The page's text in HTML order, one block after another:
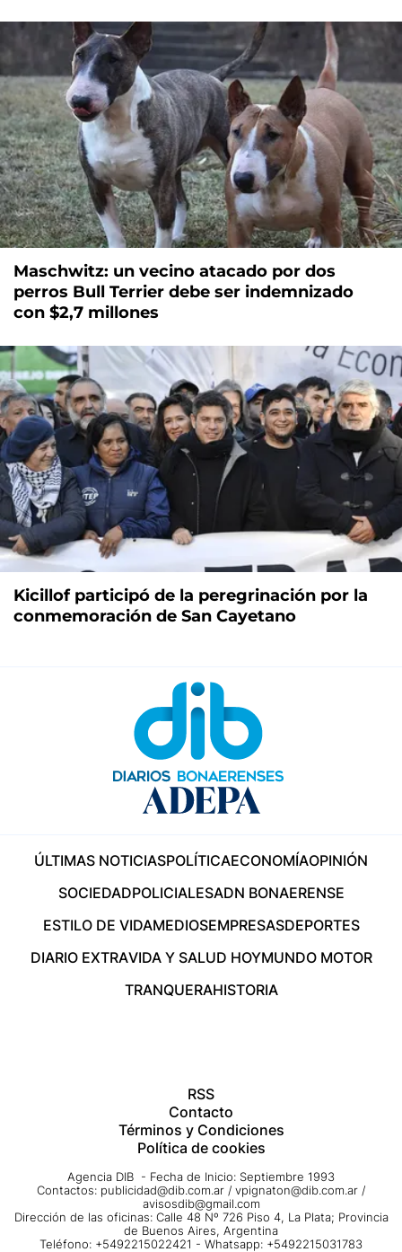
Maschwitz: un vecino atacado por dos
perros Bull Terrier debe ser indemnizado
con $2,7 millones
Kicillof participó de la peregrinación por la
conmemoración de San Cayetano
ÚLTIMAS NOTICIASPOLÍTICAECONOMÍAOPINIÓN
SOCIEDADPOLICIALESADN BONAERENSE
ESTILO DE VIDAMEDIOSEMPRESASDEPORTES
DIARIO EXTRAVIDA Y SALUD HOYMUNDO MOTOR
TRANQUERAHISTORIA
RSS
Contacto
Términos y Condiciones
Política de cookies
Agencia DIB - Fecha de Inicio: Septiembre 1993
Contactos: publicidad@dib.com.ar / vpignaton@dib.com.ar /
avisosdib@gmail.com
Dirección de las oficinas: Calle 48 Nº 726 Piso 4, La Plata; Provincia
de Buenos Aires, Argentina
Teléfono: +5492215022421 - Whatsapp: +5492215031783